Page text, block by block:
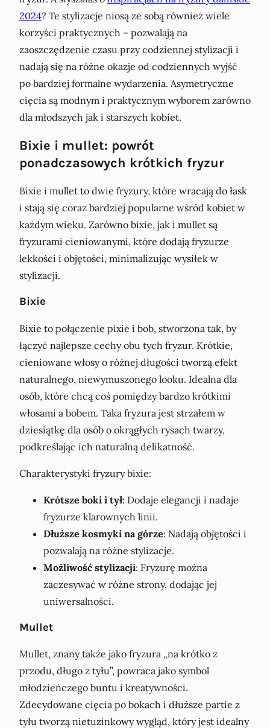
2024? Te stylizacje niosą ze sobą również wiele
korzyści praktycznych – pozwalają na
zaoszczędzenie czasu przy codziennej stylizacji i
nadają się na różne okazje od codziennych wyjść
po bardziej formalne wydarzenia. Asymetryczne
cięcia są modnym i praktycznym wyborem zarówno
dla młodszych jak i starszych kobiet.
Bixie i mullet: powrót
ponadczasowych krótkich fryzur
Bixie i mullet to dwie fryzury, które wracają do łask
i stają się coraz bardziej popularne wśród kobiet w
każdym wieku. Zarówno bixie, jak i mullet są
fryzurami cieniowanymi, które dodają fryzurze
lekkości i objętości, minimalizując wysiłek w
stylizacji.
Bixie
Bixie to połączenie pixie i bob, stworzona tak, by
łączyć najlepsze cechy obu tych fryzur. Krótkie,
cieniowane włosy o różnej długości tworzą efekt
naturalnego, niewymuszonego looku. Idealna dla
osób, które chcą coś pomiędzy bardzo krótkimi
włosami a bobem. Taka fryzura jest strzałem w
dziesiątkę dla osób o okrągłych rysach twarzy,
podkreślając ich naturalną delikatność.
Charakterystyki fryzury bixie:
Krótsze boki i tył: Dodaje elegancji i nadaje
fryzurze klarownych linii.
Dłuższe kosmyki na górze: Nadają objętości i
pozwalają na różne stylizacje.
Możliwość stylizacji: Fryzurę można
zaczesywać w różne strony, dodając jej
uniwersalności.
Mullet
Mullet, znany także jako fryzura „na krótko z
przodu, długo z tyłu”, powraca jako symbol
młodzieńczego buntu i kreatywności.
Zdecydowane cięcia po bokach i dłuższe partie z
tyłu tworzą nietuzinkowy wygląd, który jest idealny